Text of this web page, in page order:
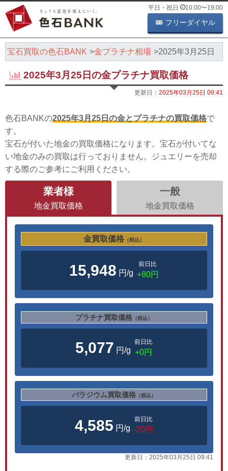
平日・祝日 10:00〜19:00
フリーダイヤル
宝石買取の色石BANK 金プラチナ相場 2025年3月25日
2025年3月25日の金プラチナ買取価格
更新日： 2025年03月25日 09:41
色石BANKの2025年3月25日の金とプラチナの買取価格で
す。
宝石が付いた地金の買取価格になります。宝石が付いてな
い地金のみの買取は行っておりません。ジュエリーを売却
する際のご参考にご利用ください。
業者様
地金買取価格
一般
地金買取価格
金買取価格 （税込）
15,948 円/g
前日比
+80円
プラチナ買取価格 （税込）
5,077 円/g
前日比
+0円
パラジウム買取価格 （税込）
4,585 円/g
前日比
-20円
更新日： 2025年03月25日 09:41